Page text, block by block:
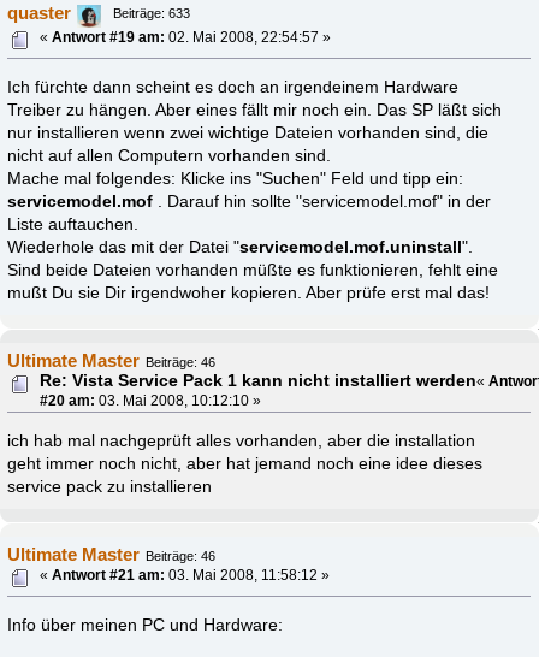
quaster
Beiträge: 633
«Antwort #19 am: 02. Mai 2008, 22:54:57 »
Ich fürchte dann scheint es doch an irgendeinem Hardware
Treiber zu hängen. Aber eines fällt mir noch ein. Das SP läßt sich
nur installieren wenn zwei wichtige Dateien vorhanden sind, die
nicht auf allen Computern vorhanden sind.
Mache mal folgendes: Klicke ins "Suchen" Feld und tipp ein:
servicemodel.mof . Darauf hin sollte "servicemodel.mof" in der
Liste auftauchen.
Wiederhole das mit der Datei "servicemodel.mof.uninstall".
Sind beide Dateien vorhanden müßte es funktionieren, fehlt eine
mußt Du sie Dir irgendwoher kopieren. Aber prüfe erst mal das!
Ultimate Master Beiträge: 46
Re: Vista Service Pack 1 kann nicht installiert werden«
#20 am: 03. Mai 2008, 10:12:10 »
ich hab mal nachgeprüft alles vorhanden, aber die installation
geht immer noch nicht, aber hat jemand noch eine idee dieses
service pack zu installieren
Ultimate Master Beiträge: 46
«Antwort #21 am: 03. Mai 2008, 11:58:12 »
Info über meinen PC und Hardware: